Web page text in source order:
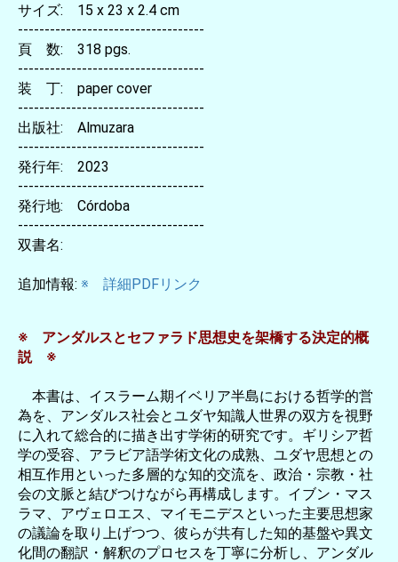
サイズ: 15 x 23 x 2.4 cm
-----------------------------------
頁 数: 318 pgs.
-----------------------------------
装 丁: paper cover
-----------------------------------
出版社: Almuzara
-----------------------------------
発行年: 2023
-----------------------------------
発行地: Córdoba
-----------------------------------
双書名:
追加情報: ※ 詳細PDFリンク
※ アンダルスとセファラド思想史を架橋する決定的概
説 ※
本書は、イスラーム期イベリア半島における哲学的営
為を、アンダルス社会とユダヤ知識人世界の双方を視野
に入れて総合的に描き出す学術的研究です。ギリシア哲
学の受容、アラビア語学術文化の成熟、ユダヤ思想との
相互作用といった多層的な知的交流を、政治・宗教・社
会の文脈と結びつけながら再構成します。イブン・マス
ラマ、アヴェロエス、マイモニデスといった主要思想家
の議論を取り上げつつ、彼らが共有した知的基盤や異文
化間の翻訳・解釈のプロセスを丁寧に分析し、アンダル